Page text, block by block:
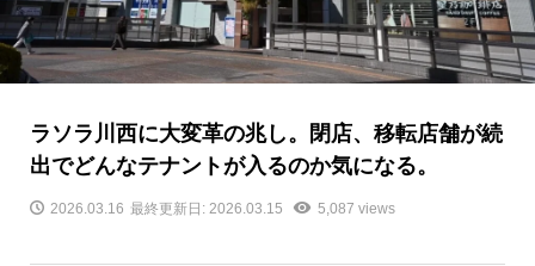
ラソラ川西に大変革の兆し。閉店、移転店舗が続
出でどんなテナントが入るのか気になる。
2026.03.16 最終更新日: 2026.03.15 5,087 views